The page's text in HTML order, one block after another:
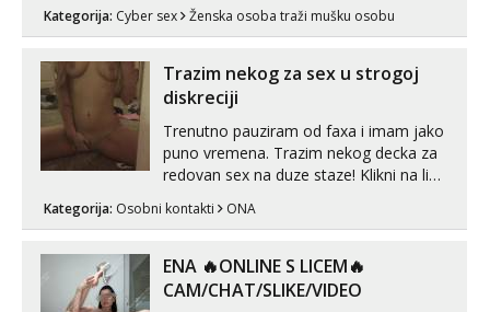
bolje da ni ne pričam. Prave pune usne
vjeruj mi, takve još nisi vidio. Uvijek sam
spremna za ONLOINE zabavu...
Kategorija: Cyber sex Ženska osoba traži mušku osobu
Trazim nekog za sex u strogoj
diskreciji
Trenutno pauziram od faxa i imam jako
puno vremena. Trazim nekog decka za
redovan sex na duze staze! Klikni na link
Kategorija: Osobni kontakti ONA
ENA 🔥ONLINE S LICEM🔥
CAM/CHAT/SLIKE/VIDEO